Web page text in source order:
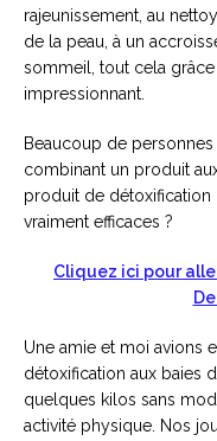
rajeunissement, au
de la peau, à un
sommeil, tout cela
impressionnant.
Beaucoup de
combinant un produit
produit de
vraiment efficaces ?
Cliquez ici pour
Une amie et moi avions
détoxification aux baies
quelques kilos sans
activité physique. Nos